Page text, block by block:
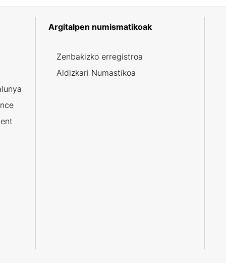
Argitalpen numismatikoak
Zenbakizko erregistroa
Aldizkari Numastikoa